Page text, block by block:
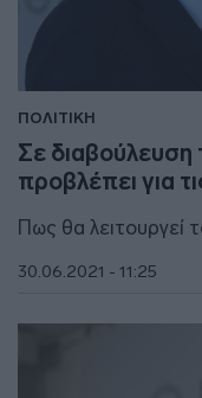
ΠΟΛΙΤΙΚΗ
Σε διαβούλευση
προβλέπει για
Πως θα λειτουργεί
30.06.2021 - 11:25